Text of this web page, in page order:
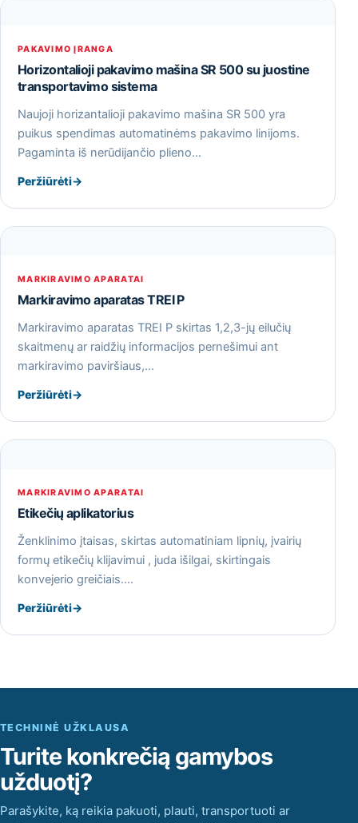
PAKAVIMO ĮRANGA
Horizontalioji pakavimo mašina SR 500 su juostine
transportavimo sistema
Naujoji horizantalioji pakavimo mašina SR 500 yra
puikus spendimas automatinėms pakavimo linijoms.
Pagaminta iš nerūdijančio plieno…
Peržiūrėti→
MARKIRAVIMO APARATAI
Markiravimo aparatas TREI P
Markiravimo aparatas TREI P skirtas 1,2,3-jų eilučių
skaitmenų ar raidžių informacijos pernešimui ant
markiravimo paviršiaus,…
Peržiūrėti→
MARKIRAVIMO APARATAI
Etikečių aplikatorius
Ženklinimo įtaisas, skirtas automatiniam lipnių, įvairių
formų etikečių klijavimui , juda išilgai, skirtingais
konvejerio greičiais.…
Peržiūrėti→
TECHNINĖ UŽKLAUSA
Turite konkrečią gamybos
užduotį?
Parašykite, ką reikia pakuoti, plauti, transportuoti ar